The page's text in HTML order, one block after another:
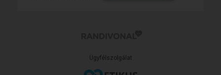
Ügyfélszolgálat